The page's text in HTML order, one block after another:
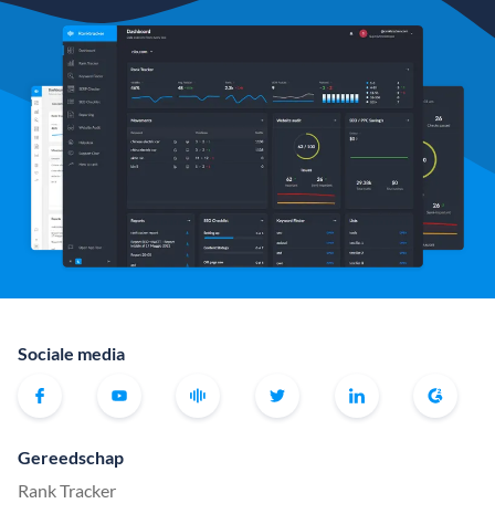
Sociale media
Gereedschap
Rank Tracker